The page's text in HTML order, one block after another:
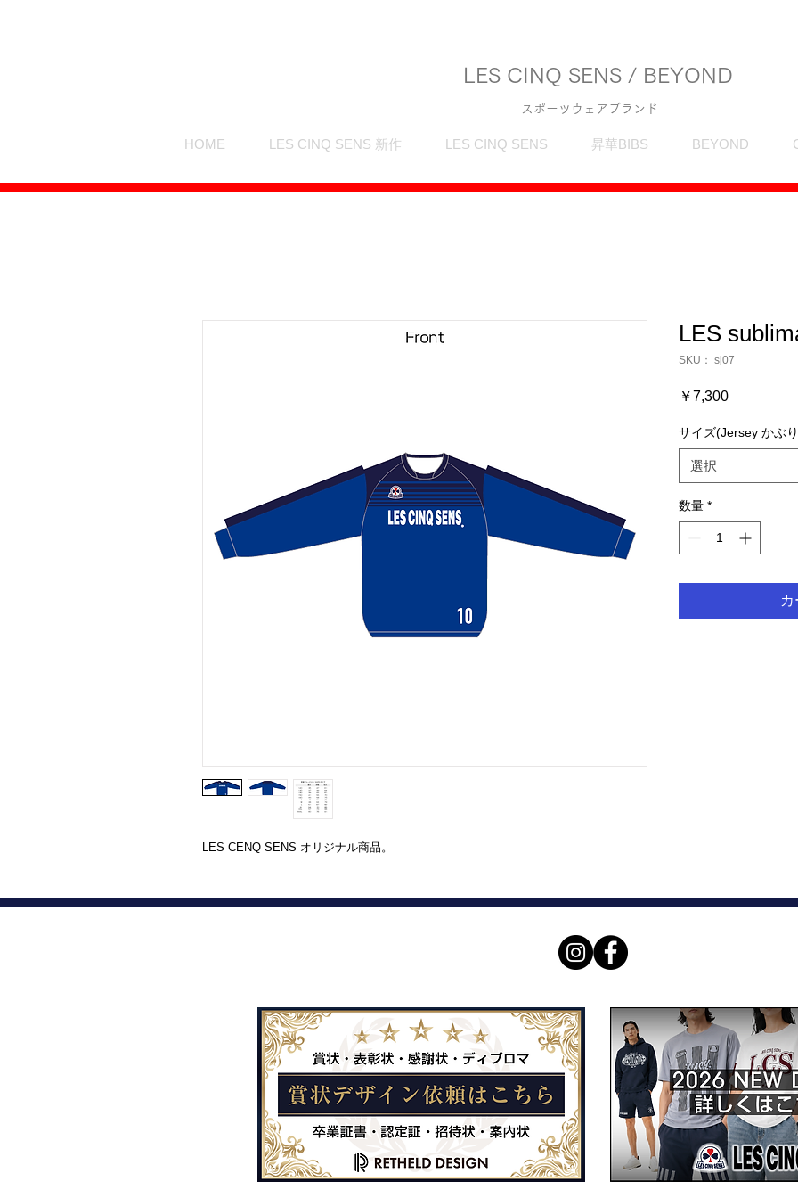
LES CINQ SENS / BEYOND
スポーツウェアブランド
HOME LES CINQ SENS 新作 LES CINQ SENS 昇華BIBS BEYOND
LES CENQ SENS オリジナル商品。
LES
SKU： sj07
￥7,300価
サイズ(Jersey かぶ
選択
数量 *